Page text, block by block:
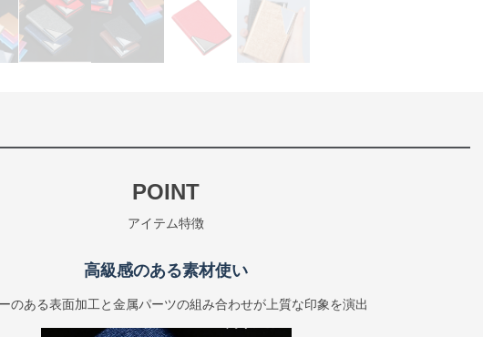
POINT
アイテム特徴
高級感のある素材使い
のある表面加工と金属パーツの組み合わせが上質な印象を演出